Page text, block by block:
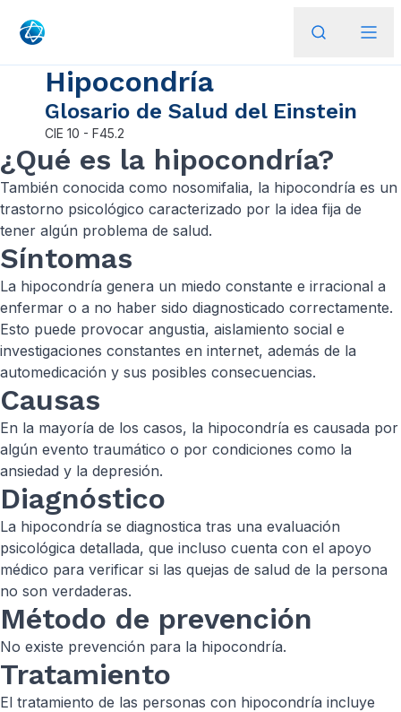
Hipocondría
Glosario de Salud del Einstein
CIE 10 - F45.2
¿Qué es la hipocondría?
También conocida como nosomifalia, la hipocondría es un
trastorno psicológico caracterizado por la idea fija de
tener algún problema de salud.
Síntomas
La hipocondría genera un miedo constante e irracional a
enfermar o a no haber sido diagnosticado correctamente.
Esto puede provocar angustia, aislamiento social e
investigaciones constantes en internet, además de la
automedicación y sus posibles consecuencias.
Causas
En la mayoría de los casos, la hipocondría es causada por
algún evento traumático o por condiciones como la
ansiedad y la depresión.
Diagnóstico
La hipocondría se diagnostica tras una evaluación
psicológica detallada, que incluso cuenta con el apoyo
médico para verificar si las quejas de salud de la persona
no son verdaderas.
Método de prevención
No existe prevención para la hipocondría.
Tratamiento
El tratamiento de las personas con hipocondría incluye